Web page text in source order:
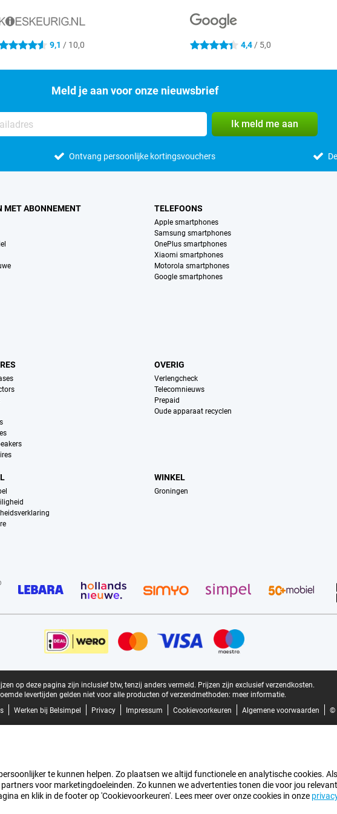
sterren 9,1 / 10,0 4.4 sterren 4,4 / 5,0
Meld je aan voor onze nieuwsbrief
Ik meld me aan
Ontvang persoonlijke kortingsvouchers
MET ABONNEMENT TELEFOONS
Apple smartphones
Samsung smartphones
OnePlus smartphones
Xiaomi smartphones
Motorola smartphones
Google smartphones
OVERIG
Verlengcheck
Telecomnieuws
Prepaid
Oude apparaat recyclen
WINKEL
Groningen
op deze pagina zijn inclusief btw, tenzij anders vermeld. Prijzen zijn exclusief verzendkosten.
levertijden gelden niet voor alle producten of verzendmethoden: meer informatie.
Werken bij Belsimpel Privacy Impressum Cookievoorkeuren Algemene voorwaarden ©
te kunnen helpen. Zo plaatsen we altijd functionele en analytische cookies.
voor marketingdoeleinden. Zo kunnen we advertenties tonen die voor jou
en klik in de footer op 'Cookievoorkeuren'. Lees meer over onze cookies in onze